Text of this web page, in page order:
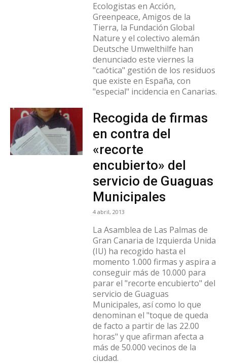
Ecologistas en Acción,
Greenpeace, Amigos de la
Tierra, la Fundación Global
Nature y el colectivo alemán
Deutsche Umwelthilfe han
denunciado este viernes la
"caótica" gestión de los residuos
que existe en España, con
"especial" incidencia en Canarias.
Recogida de firmas
en contra del
«recorte
encubierto» del
servicio de Guaguas
Municipales
4 abril, 2013
La Asamblea de Las Palmas de
Gran Canaria de Izquierda Unida
(IU) ha recogido hasta el
momento 1.000 firmas y aspira a
conseguir más de 10.000 para
parar el "recorte encubierto" del
servicio de Guaguas
Municipales, así como lo que
denominan el "toque de queda
de facto a partir de las 22.00
horas" y que afirman afecta a
más de 50.000 vecinos de la
ciudad.